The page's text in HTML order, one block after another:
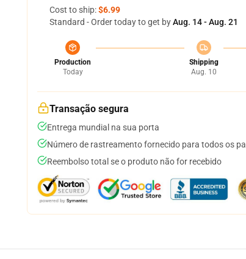
Cost to ship:$6.99
Standard - Order today to get byAug. 14 - Aug. 21
Production
Today
Shipping
Aug. 10
Transação segura
Entrega mundial na sua porta
Número de rastreamento fornecido para todos os
Reembolso total se o produto não for recebido